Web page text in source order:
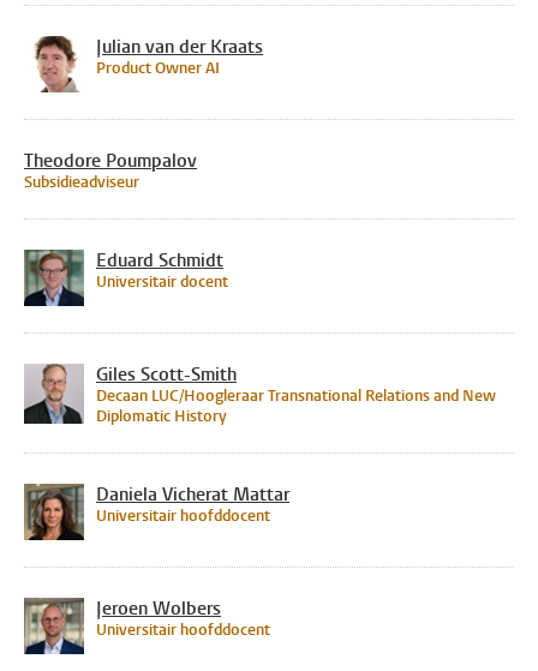
Julian van der Kraats
Product Owner AI
Theodore Poumpalov
Subsidieadviseur
Eduard Schmidt
Universitair docent
Giles Scott-Smith
Decaan LUC/Hoogleraar Transnational Relations and New
Diplomatic History
Daniela Vicherat Mattar
Universitair hoofddocent
Jeroen Wolbers
Universitair hoofddocent